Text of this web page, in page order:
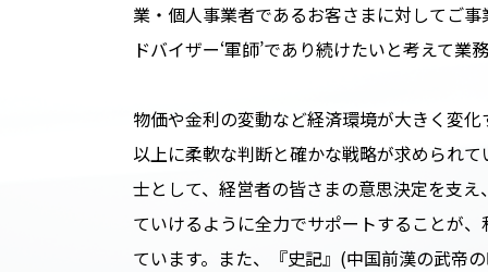
業・個人事業者であるお客さまに対してご
ドバイザー‘軍師’であり続けたいと考えて業
物価や金利の変動など経済環境が大きく変
以上に柔軟な判断と確かな戦略が求められ
士として、経営者の皆さまの意思決定を支
ていけるように全力でサポートすることが
ています。また、『史記』(中国前漢の武帝